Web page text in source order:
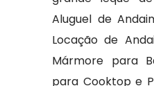
Aluguel de
Locação de
Mármore para
para Cooktop e